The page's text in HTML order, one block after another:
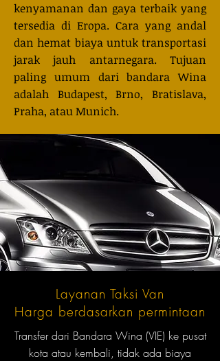
kenyamanan dan gaya terbaik yang
tersedia di Eropa. Cara yang andal
dan hemat biaya untuk transportasi
jarak jauh antarnegara. Tujuan
paling umum dari bandara Wina
adalah Budapest, Brno, Bratislava,
Praha, atau Munich.
Layanan Taksi Van
Harga berdasarkan permintaan
Transfer dari Bandara Wina (VIE) ke pusat
kota atau kembali, tidak ada biaya